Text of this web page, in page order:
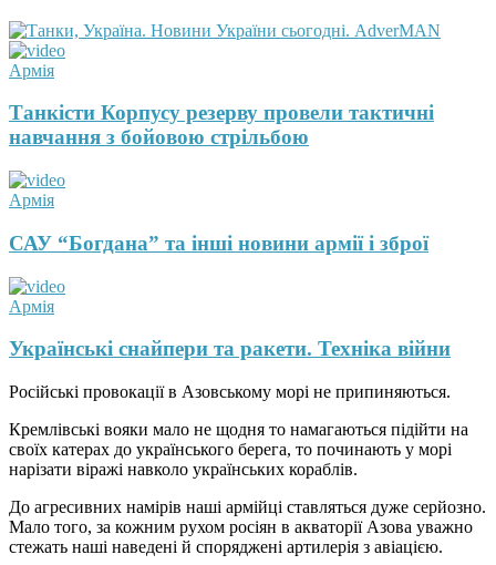
Армія
Танкісти Корпусу резерву провели тактичні
навчання з бойовою стрільбою
Армія
САУ “Богдана” та інші новини армії і зброї
Армія
Українські снайпери та ракети. Техніка війни
Російські провокації в Азовському морі не припиняються.
Кремлівські вояки мало не щодня то намагаються підійти на
своїх катерах до українського берега, то починають у морі
нарізати віражі навколо українських кораблів.
До агресивних намірів наші армійці ставляться дуже серйозно.
Мало того, за кожним рухом росіян в акваторії Азова уважно
стежать наші наведені й споряджені артилерія з авіацією.